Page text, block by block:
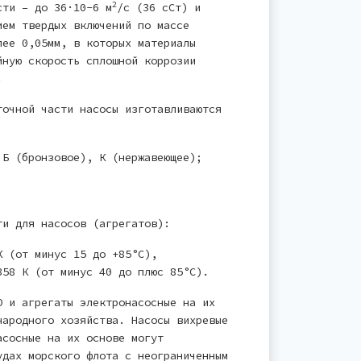
– до 36·10-6 м2/с (36 сСт) и
твердых включений по массе
0,05мм, в которых материалы
скорость сплошной коррозии
части насосы изготавливаются
(бронзовое), К (нержавеющее);
для насосов (агрегатов):
(от минус 15 до +85°С),
К (от минус 40 до плюс 85°С).
агрегаты электронасосные на их
хозяйства. Насосы вихревые
на их основе могут
морского флота с неограниченным